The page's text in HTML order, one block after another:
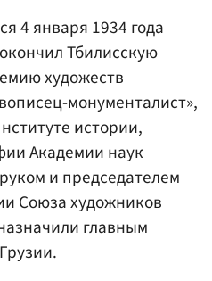
4 января 1934 года
Тбилисскую
художеств
монументалист»,
истории,
Академии наук
и председателем
Союза художников
главным